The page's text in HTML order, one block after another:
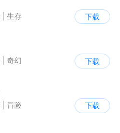
生存
下载
奇幻
下载
冒险
下载